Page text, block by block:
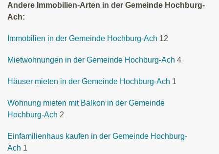
Andere Immobilien-Arten in der Gemeinde Hochburg-
Ach:
Immobilien in der Gemeinde Hochburg-Ach 12
Mietwohnungen in der Gemeinde Hochburg-Ach 4
Häuser mieten in der Gemeinde Hochburg-Ach 1
Wohnung mieten mit Balkon in der Gemeinde
Hochburg-Ach 2
Einfamilienhaus kaufen in der Gemeinde Hochburg-
Ach 1